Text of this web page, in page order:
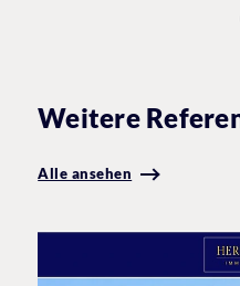
Weitere
Alle ansehen